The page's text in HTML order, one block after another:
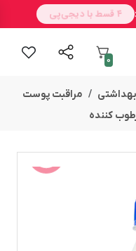
0
مراقبت پوست
کننده